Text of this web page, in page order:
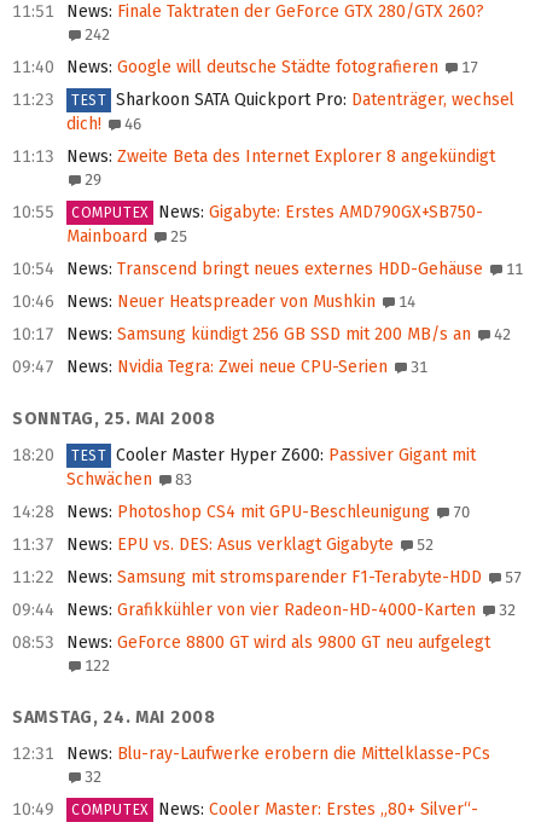
11:51 News: Finale Taktraten der GeForce GTX 280/GTX 260?
242
11:40 News: Google will deutsche Städte fotografieren 17
11:23 TEST Sharkoon SATA Quickport Pro: Datenträger, wechsel
dich!
46
11:13 News: Zweite Beta des Internet Explorer 8 angekündigt
29
10:55 COMPUTEX News: Gigabyte: Erstes AMD790GX+SB750-
Mainboard
25
10:54 News: Transcend bringt neues externes HDD-Gehäuse 11
10:46 News: Neuer Heatspreader von Mushkin 14
10:17 News: Samsung kündigt 256 GB SSD mit 200 MB/s an 42
09:47 News: Nvidia Tegra: Zwei neue CPU-Serien 31
SONNTAG, 25. MAI 2008
18:20
TEST Cooler Master Hyper Z600: Passiver Gigant mit
Schwächen
83
14:28 News: Photoshop CS4 mit GPU-Beschleunigung 70
11:37 News: EPU vs. DES: Asus verklagt Gigabyte 52
11:22 News: Samsung mit stromsparender F1-Terabyte-HDD 57
09:44 News: Grafikkühler von vier Radeon-HD-4000-Karten 32
08:53 News: GeForce 8800 GT wird als 9800 GT neu aufgelegt
122
SAMSTAG, 24. MAI 2008
12:31
News: Blu-ray-Laufwerke erobern die Mittelklasse-PCs
32
10:49 COMPUTEX News: Cooler Master: Erstes „80+ Silver“-